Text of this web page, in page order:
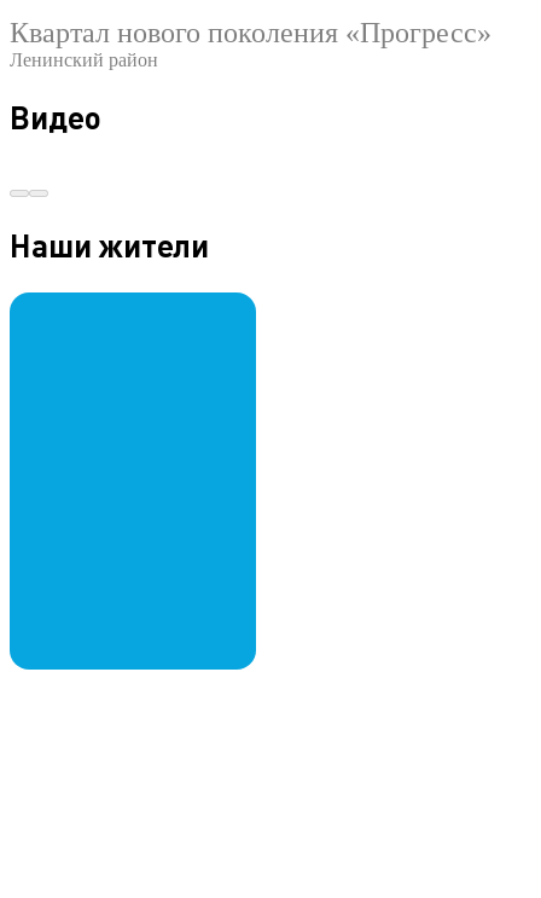
Квартал нового поколения «Прогресс»
Ленинский район
Видео
Наши жители